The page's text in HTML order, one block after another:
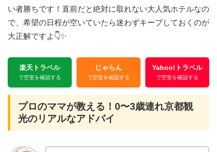
い者勝ちです！直前だと絶対に取れない大人気ホテルなの
で、希望の日程が空いていたら迷わずキープしておくのが
大正解ですよ👇✨
楽天トラベル
で空室を確認する
じゃらん
で空室を確認する
Yahoo!トラベル
で空室を確認する
プロのママが教える！0〜3歳連れ京都観
光のリアルなアドバイ